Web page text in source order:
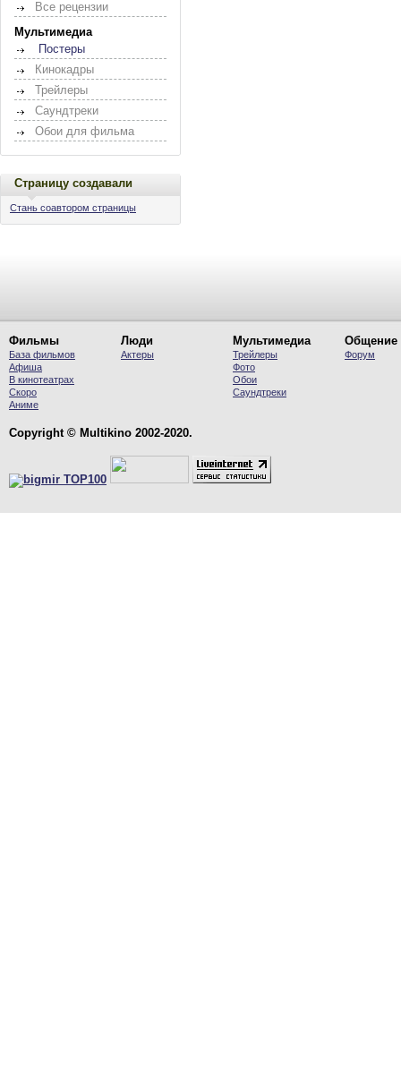
Все рецензии
Мультимедиа
Постеры
Кинокадры
Трейлеры
Саундтреки
Обои для фильма
Страницу создавали
Стань соавтором страницы
Фильмы
База фильмов
Афиша
В кинотеатрах
Скоро
Аниме
Люди
Актеры
Мультимедиа
Трейлеры
Фото
Обои
Саундтреки
Общение
Форум
Copyright © Multikino 2002-2020.